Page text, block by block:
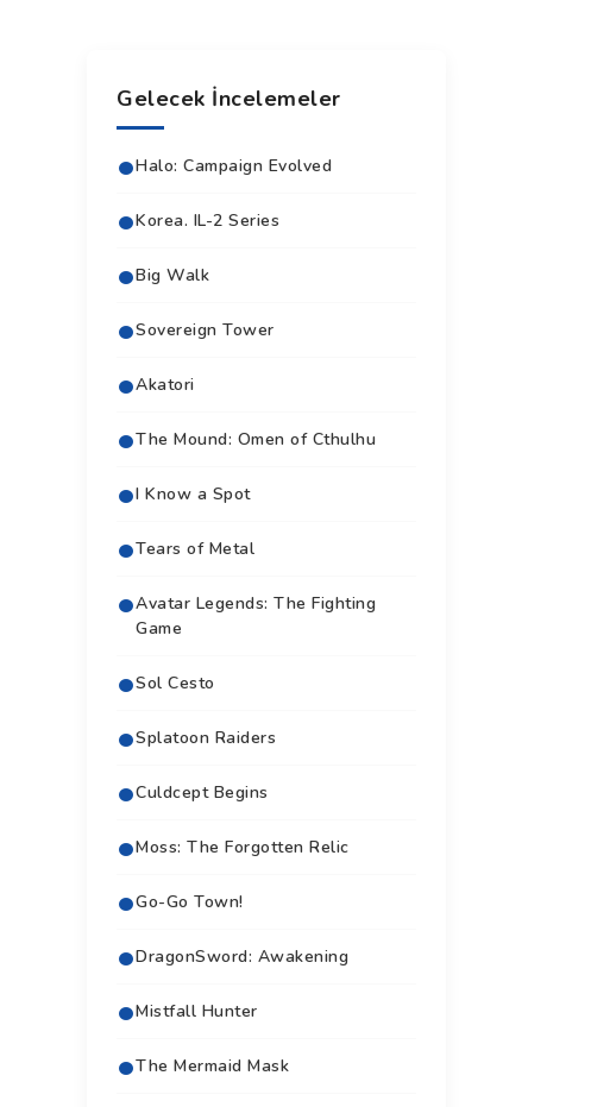
Gelecek İncelemeler
Halo: Campaign Evolved
Korea. IL-2 Series
Big Walk
Sovereign Tower
Akatori
The Mound: Omen of Cthulhu
I Know a Spot
Tears of Metal
Avatar Legends: The Fighting
Game
Sol Cesto
Splatoon Raiders
Culdcept Begins
Moss: The Forgotten Relic
Go-Go Town!
DragonSword: Awakening
Mistfall Hunter
The Mermaid Mask